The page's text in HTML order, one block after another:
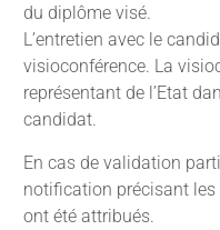
du diplôme visé.
L’entretien avec le
visioconférence. La
représentant de l’Etat
candidat.
En cas de validation
notification précisant
ont été attribués.